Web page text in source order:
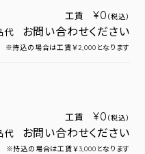
工賃 ¥0 （税込）
代 お問い合わせください
※持込の場合は工賃￥2,000となります
工賃 ¥0 （税込）
代 お問い合わせください
※持込の場合は工賃￥3,000となります